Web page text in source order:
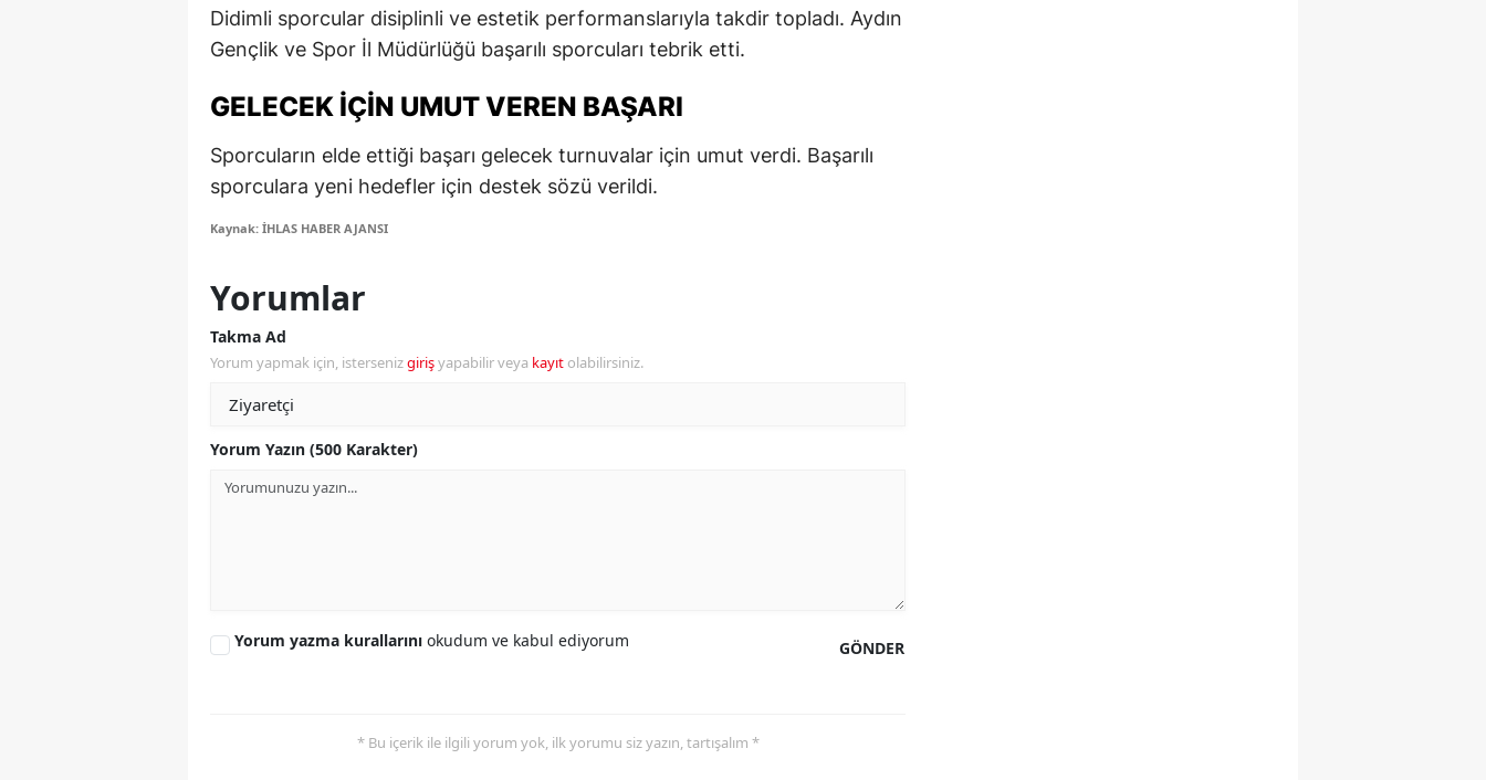
Gaziantep
Hakkari
İstanbul
Didimli sporcular disiplinli ve estetik performanslarıyla takdir topladı. Aydın
Gençlik ve Spor İl Müdürlüğü başarılı sporcuları tebrik etti.
GELECEK İÇIN UMUT VEREN BAŞARI
Sporcuların elde ettiği başarı gelecek turnuvalar için umut verdi. Başarılı
sporculara yeni hedefler için destek sözü verildi.
Kaynak: İHLAS HABER AJANSI
Yorumlar
Takma Ad
Yorum yapmak için, istersenizgirişyapabilir veya kayıt olabilirsiniz.
Yorum Yazın (500 Karakter)
GÖNDER
Yorum yazma kurallarını okudum ve kabul ediyorum
* Bu içerik ile ilgili yorum yok, ilk yorumu siz yazın, tartışalım *